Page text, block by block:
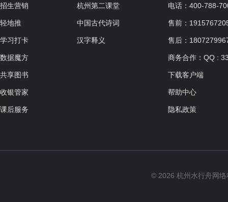
招生营销
轻地推
学习打卡
数据魔方
共享图书
收银管家
课后服务
杭州第二课堂
中国古代诗词
汉字释义
电话：400-788-
售前：
售后：
商务合作：QQ :
下载客户端
帮助中心
隐私政策
© 2026 杭州水行舟网